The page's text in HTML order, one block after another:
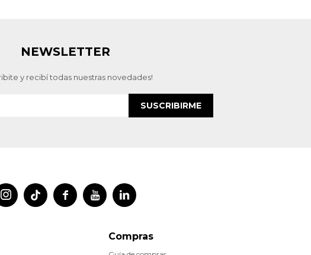
 
 
Compras
NEWSLETTER
y recibí todas nuestras novedades!
SUSCRIBIRME